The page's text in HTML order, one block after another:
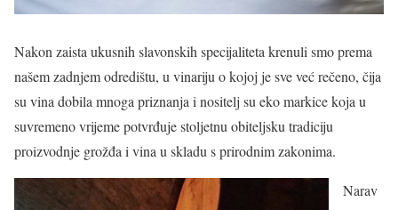
Nakon zaista ukusnih slavonskih specijaliteta krenuli smo prema
našem zadnjem odredištu, u vinariju o kojoj je sve već rečeno, čija
su vina dobila mnoga priznanja i nositelj su eko markice koja u
suvremeno vrijeme potvrđuje stoljetnu obiteljsku tradiciju
proizvodnje grožđa i vina u skladu s prirodnim zakonima.
Narav